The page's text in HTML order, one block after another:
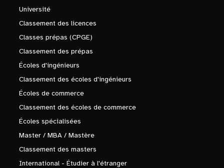
Université
Classement des licences
Classes prépas (CPGE)
Classement des prépas
Écoles d'ingénieurs
Classement des écoles d'ingénieurs
Écoles de commerce
Classement des écoles de commerce
Écoles spécialisées
Master / MBA / Mastère
Classement des masters
International - Étudier à l'étranger